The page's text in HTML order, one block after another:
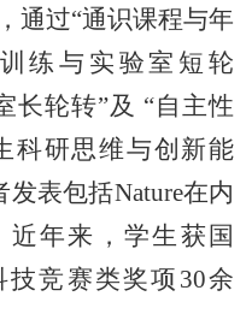
通过“通识课程与年
练与实验室短轮
长轮转”及 “自主性
科研思维与创新能
发表包括Nature在内
年来，学生获国
技竞赛类奖项 30余